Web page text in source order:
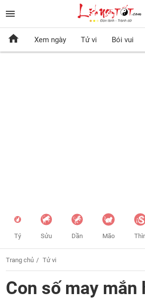
Xem ngày Tử vi Bói vui
Tý Sửu Dần Mão
Trang chủ Tử vi
Con số may mắn